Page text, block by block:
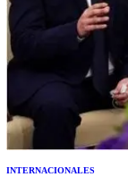
INTERNACIONALES